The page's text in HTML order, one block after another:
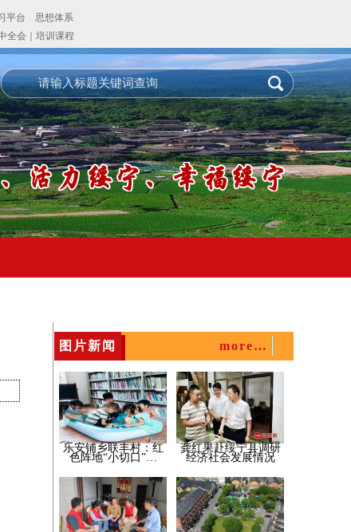
图片新闻 more…
乐安铺乡联丰村：红
色阵地“小切口”…
龚红果赴绥宁县调研
经济社会发展情况